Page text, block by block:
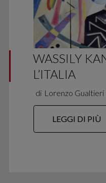
WASSILY
L’ITALIA
di Lorenzo Gualtieri
LEGGI DI PIÙ